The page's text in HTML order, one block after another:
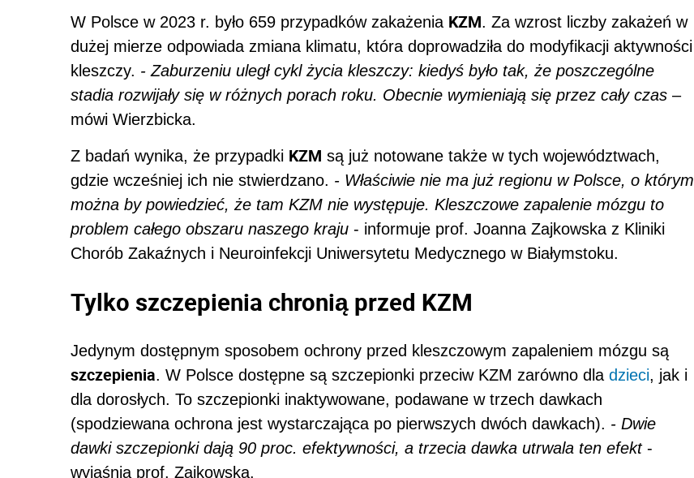
W Polsce w 2023 r. było 659 przypadków zakażenia KZM. Za wzrost liczby zakażeń w
dużej mierze odpowiada zmiana klimatu, która doprowadziła do modyfikacji aktywności
kleszczy. - Zaburzeniu uległ cykl życia kleszczy: kiedyś było tak, że poszczególne
stadia rozwijały się w różnych porach roku. Obecnie wymieniają się przez cały czas –
mówi Wierzbicka.
Z badań wynika, że przypadki KZM są już notowane także w tych województwach,
gdzie wcześniej ich nie stwierdzano. - Właściwie nie ma już regionu w Polsce, o którym
można by powiedzieć, że tam KZM nie występuje. Kleszczowe zapalenie mózgu to
problem całego obszaru naszego kraju - informuje prof. Joanna Zajkowska z Kliniki
Chorób Zakaźnych i Neuroinfekcji Uniwersytetu Medycznego w Białymstoku.
Tylko szczepienia chronią przed KZM
Jedynym dostępnym sposobem ochrony przed kleszczowym zapaleniem mózgu są
szczepienia. W Polsce dostępne są szczepionki przeciw KZM zarówno dla dzieci, jak i
dla dorosłych. To szczepionki inaktywowane, podawane w trzech dawkach
(spodziewana ochrona jest wystarczająca po pierwszych dwóch dawkach). - Dwie
dawki szczepionki dają 90 proc. efektywności, a trzecia dawka utrwala ten efekt-
wyjaśnia prof. Zajkowska.